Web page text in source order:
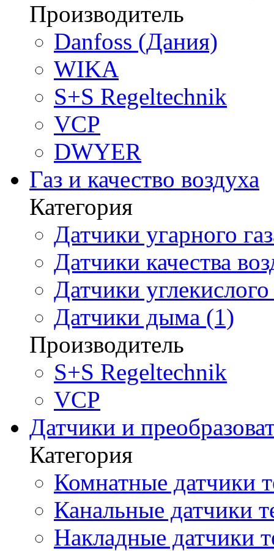
Производитель
Danfoss (Дания)
WIKA
S+S Regeltechnik
VCP
DWYER
Газ и качество воздуха
Категория
Датчики угарного
Датчики качества
Датчики
Датчики дыма (1)
Производитель
S+S Regeltechnik
VCP
Датчики и
Категория
Комнатные датчики
Канальные датчики
Накладные датчики